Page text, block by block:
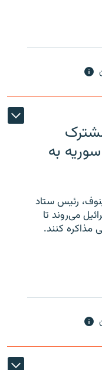
به
رئیس ستاد
می‌روند تا
مذاکره کنند.